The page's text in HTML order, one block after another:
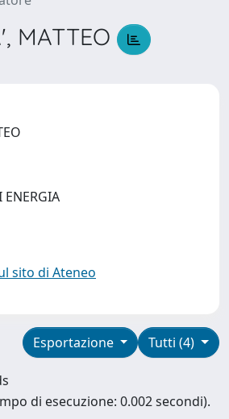
MATTEO
sito di Ateneo
Tutti (4)
Esportazione
di esecuzione: 0.002 secondi).